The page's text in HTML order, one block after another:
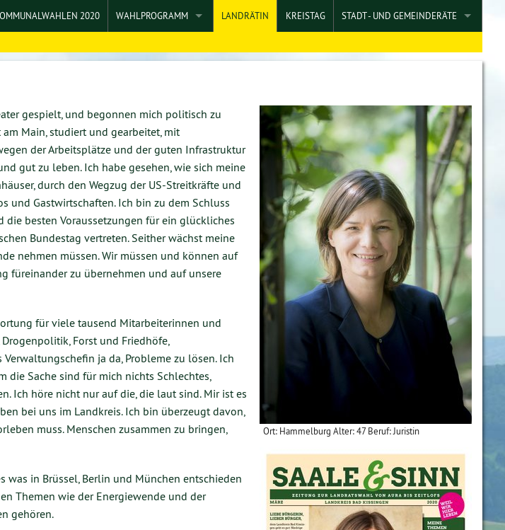
2020 WAHLPROGRAMM
MOBILITÄT
SOZIAL- UND FRAUENPOLITIK, WOHNEN
REGIONAL LEBEN, REGIONAL WIRTSCHAFTEN
LANDRÄTIN KREISTAG STADT - UND GEMEINDERÄTE
BAD BOCKLET
HAMMELBURG
MASSBACH
MÜNNERSTADT
Ort: Hammelburg Alter: 47 Beruf: Juristin
gespielt, und begonnen mich politisch zu
Main, studiert und gearbeitet, mit
der Arbeitsplätze und der guten Infrastruktur
gut zu leben. Ich habe gesehen, wie sich meine
durch den Wegzug der US-Streitkräfte und
und Gastwirtschaften. Ich bin zu dem Schluss
die besten Voraussetzungen für ein glückliches
Bundestag vertreten. Seither wächst meine
nehmen müssen. Wir müssen und können auf
füreinander zu übernehmen und auf unsere
für viele tausend Mitarbeiterinnen und
Forst und Friedhöfe,
ja da, Probleme zu lösen. Ich
die Sache sind für mich nichts Schlechtes,
Ich höre nicht nur auf die, die laut sind. Mir ist es
bei uns im Landkreis. Ich bin überzeugt davon,
muss. Menschen zusammen zu bringen,
was in Brüssel, Berlin und München entschieden
Themen wie der Energiewende und der
gehören.